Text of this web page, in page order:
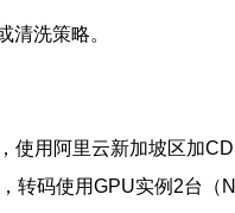
清洗策略。
使用阿里云新加坡区加
转码使用GPU实例2台（